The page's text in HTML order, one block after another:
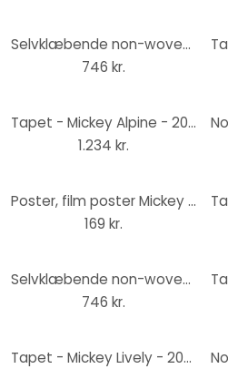
Selvklæbende non-woven tapet - Mickey Bonjour - 125 x 125 cm
746 kr.
Tapet - Mickey Alpine - 200 x 250 cm
1.234 kr.
Poster, film poster Mickey Mouse - Retro 61x91,5 cm
169 kr.
Selvklæbende non-woven tapet - Mickey Head Terrazzo Bambino - 125 x 125 cm
746 kr.
Tapet - Mickey Lively - 200 x 250 cm